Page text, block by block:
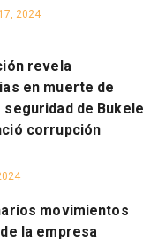
2024
revela
en muerte de
de Bukele
corrupción
movimientos
la empresa